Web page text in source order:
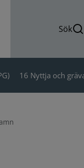
Sök
16 Nyttja och